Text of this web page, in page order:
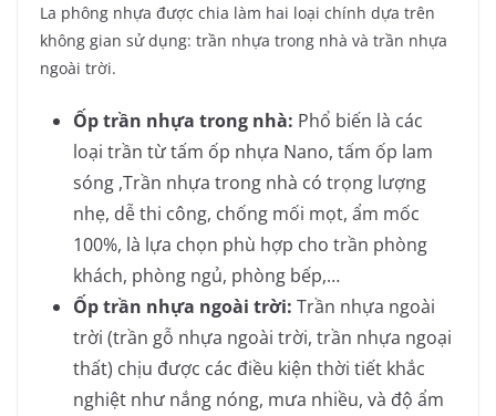
La phông nhựa được chia làm hai loại chính dựa trên
không gian sử dụng: trần nhựa trong nhà và trần nhựa
ngoài trời.
Ốp trần nhựa trong nhà: Phổ biến là các
loại trần từ tấm ốp nhựa Nano, tấm ốp lam
sóng ,Trần nhựa trong nhà có trọng lượng
nhẹ, dễ thi công, chống mối mọt, ẩm mốc
100%, là lựa chọn phù hợp cho trần phòng
khách, phòng ngủ, phòng bếp,…
Ốp trần nhựa ngoài trời: Trần nhựa ngoài
trời (trần gỗ nhựa ngoài trời, trần nhựa ngoại
thất) chịu được các điều kiện thời tiết khắc
nghiệt như nắng nóng, mưa nhiều, và độ ẩm